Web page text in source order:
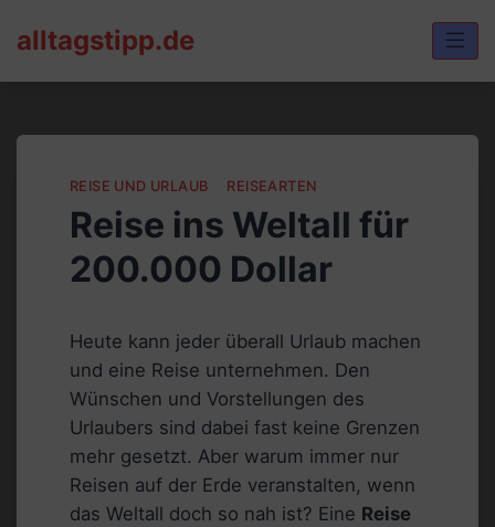
alltagstipp.de
REISE UND URLAUB REISEARTEN
Reise ins Weltall für
200.000 Dollar
Heute kann jeder überall Urlaub machen
und eine Reise unternehmen. Den
Wünschen und Vorstellungen des
Urlaubers sind dabei fast keine Grenzen
mehr gesetzt. Aber warum immer nur
Reisen auf der Erde veranstalten, wenn
das Weltall doch so nah ist? Eine Reise